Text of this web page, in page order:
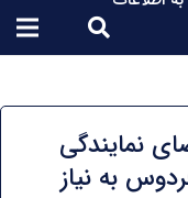
نمایندگی
به نیاز